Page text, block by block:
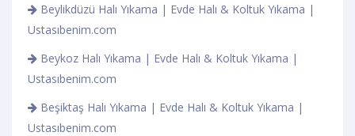
Beylikdüzü Halı Yıkama | Evde Halı & Koltuk Yıkama |
Ustasıbenim.com
Beykoz Halı Yıkama | Evde Halı & Koltuk Yıkama |
Ustasıbenim.com
Beşiktaş Halı Yıkama | Evde Halı & Koltuk Yıkama |
Ustasıbenim.com